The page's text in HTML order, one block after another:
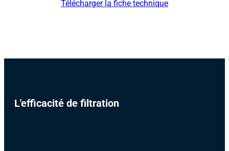
Télécharger la fiche technique
L'efficacité de filtration